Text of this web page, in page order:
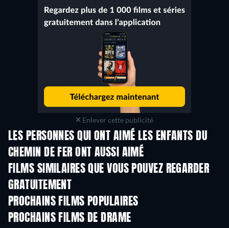
Enlever cette publicité
LES PERSONNES QUI ONT AIMÉ LES ENFANTS DU
CHEMIN DE FER ONT AUSSI AIMÉ
FILMS SIMILAIRES QUE VOUS POUVEZ REGARDER
GRATUITEMENT
PROCHAINS FILMS POPULAIRES
PROCHAINS FILMS DE DRAME